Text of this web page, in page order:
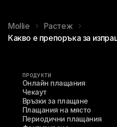
Mollie
Растеж
Какво е препоръка за
ПРОДУКТИ
Онлайн плащания
Чекаут
Връзки за плащане
Плащания на място
Периодични плащания